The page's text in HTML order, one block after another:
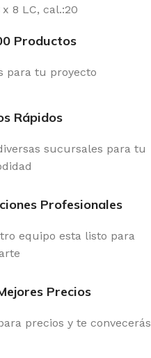
8 LC, cal.:20
Productos
para tu proyecto
Rápidos
sucursales para tu
Profesionales
equipo esta listo para
Precios
precios y te convecerás